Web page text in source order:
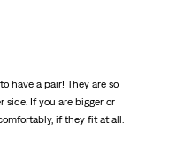
have a pair! They are so
side. If you are bigger or
if they fit at all.